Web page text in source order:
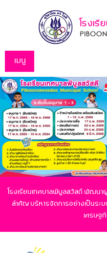
เมนู
โรงเรียนเทศบาลพิบูลสวัสดี พัฒนา
สำคัญบริหารจัดการอย่างเป็นระ
เศรษฐ